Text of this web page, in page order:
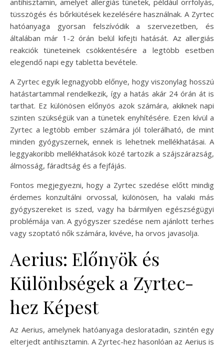
tüsszögés és bőrkiütések kezelésére használnak. A Zyrtec
hatóanyaga gyorsan felszívódik a szervezetben, és
általában már 1-2 órán belül kifejti hatását. Az allergiás
reakciók tüneteinek csökkentésére a legtöbb esetben
elegendő napi egy tabletta bevétele.
A Zyrtec egyik legnagyobb előnye, hogy viszonylag hosszú
hatástartammal rendelkezik, így a hatás akár 24 órán át is
tarthat. Ez különösen előnyös azok számára, akiknek napi
szinten szükségük van a tünetek enyhítésére. Ezen kívül a
Zyrtec a legtöbb ember számára jól tolerálható, de mint
minden gyógyszernek, ennek is lehetnek mellékhatásai. A
leggyakoribb mellékhatások közé tartozik a szájszárazság,
álmosság, fáradtság és a fejfájás.
Fontos megjegyezni, hogy a Zyrtec szedése előtt mindig
érdemes konzultálni orvossal, különösen, ha valaki más
gyógyszereket is szed, vagy ha bármilyen egészségügyi
problémája van. A gyógyszer szedése nem ajánlott terhes
vagy szoptató nők számára, kivéve, ha orvos javasolja.
Aerius: Előnyök és
Különbségek a Zyrtec-
hez Képest
Az Aerius, amelynek hatóanyaga desloratadin, szintén egy
elterjedt antihisztamin. A Zyrtec-hez hasonlóan az Aerius is